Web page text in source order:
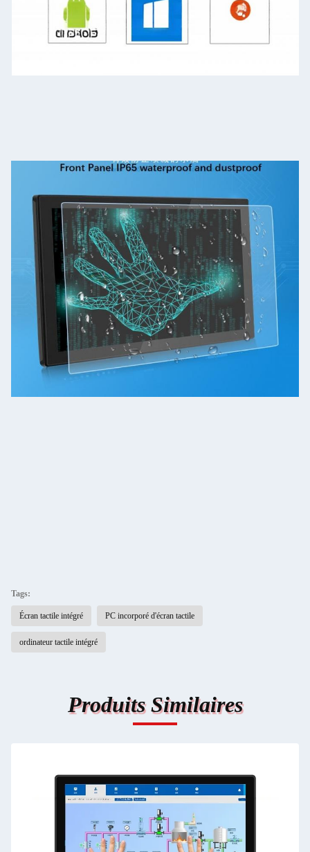
Tags:
Écran tactile intégré PC incorporé d'écran tactile
ordinateur tactile intégré
Produits Similaires